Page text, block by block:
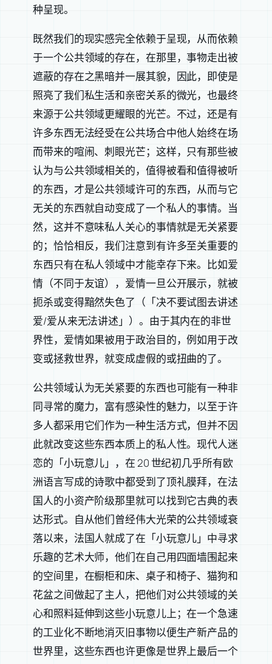
种呈现。
既然我们的现实感完全依赖于呈现，从而依赖
于一个公共领域的存在，在那里，事物走出被
遮蔽的存在之黑暗并一展其貌，因此，即使是
照亮了我们私生活和亲密关系的微光，也最终
来源于公共领域更耀眼的光芒。不过，还是有
许多东西无法经受在公共场合中他人始终在场
而带来的喧闹、刺眼光芒；这样，只有那些被
认为与公共领域相关的，值得被看和值得被听
的东西，才是公共领域许可的东西，从而与它
无关的东西就自动变成了一个私人的事情。当
然，这并不意味私人关心的事情就是无关紧要
的；恰恰相反，我们注意到有许多至关重要的
东西只有在私人领域中才能幸存下来。比如爱
情（不同于友谊），爱情一旦公开展示，就被
扼杀或变得黯然失色了（「决不要试图去讲述
爱/爱从来无法讲述」）。由于其内在的非世
界性，爱情如果被用于政治目的，例如用于改
变或拯救世界，就变成虚假的或扭曲的了。
公共领域认为无关紧要的东西也可能有一种非
同寻常的魔力，富有感染性的魅力，以至于许
多人都采用它们作为一种生活方式，但并不因
此就改变这些东西本质上的私人性。现代人迷
恋的「小玩意儿」，在 20 世纪初几乎所有欧
洲语言写成的诗歌中都受到了顶礼膜拜，在法
国人的小资产阶级那里就可以找到它古典的表
达形式。自从他们曾经伟大光荣的公共领域衰
落以来，法国人就成了在「小玩意儿」中寻求
乐趣的艺术大师，他们在自己用四面墙围起来
的空间里，在橱柜和床、桌子和椅子、猫狗和
花盆之间做起了主人，把他们对公共领域的关
心和照料延伸到这些小玩意儿上；在一个急速
的工业化不断地消灭旧事物以便生产新产品的
世界里，这些东西也许更像是世界上最后一个